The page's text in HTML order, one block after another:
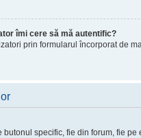
îmi cere să mă autentific?
prin formularul încorporat de
specific, fie din forum, fie